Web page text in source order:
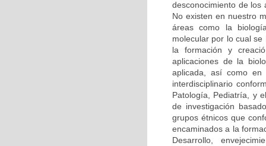
desconocimiento de los
No existen en nuestro
áreas como la
molecular por lo cual
la formación y
aplicaciones de la
aplicada, así como en
interdisciplinario
Patología, Pediatría, y
de investigación
grupos étnicos que
encaminados a la
Desarrollo,